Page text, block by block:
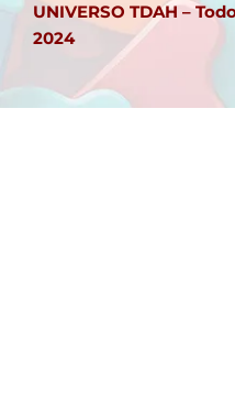
UNIVERSO TDAH –
2024